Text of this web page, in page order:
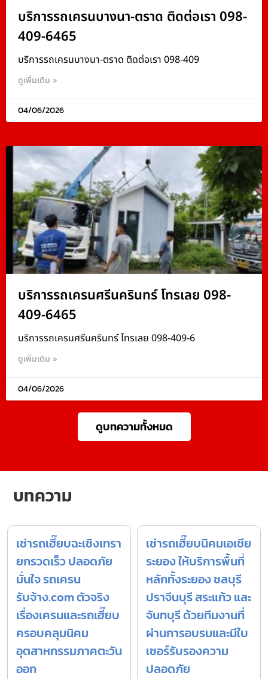
บริการรถเครนบางนา-ตราด ติดต่อเรา 098-
409-6465
บริการรถเครนบางนา-ตราด ติดต่อเรา 098-409
ดูเพิ่มเติม »
04/06/2026
บริการรถเครนศรีนครินทร์ โทรเลย 098-
409-6465
บริการรถเครนศรีนครินทร์ โทรเลย 098-409-6
ดูเพิ่มเติม »
04/06/2026
ดูบทความทั้งหมด
บทความ
เช่ารถเฮี๊ยบฉะเชิงเทรา
ยกรวดเร็ว ปลอดภัย
มั่นใจ รถเครน
รับจ้าง.com ตัวจริง
เรื่องเครนและรถเฮี๊ยบ
ครอบคลุมนิคม
อุตสาหกรรมภาคตะวัน
ออก
เช่ารถเฮี๊ยบนิคมเอเชีย
ระยอง ให้บริการพื้นที่
หลักทั้งระยอง ชลบุรี
ปราจีนบุรี สระแก้ว และ
จันทบุรี ด้วยทีมงานที่
ผ่านการอบรมและมีใบ
เซอร์รับรองความ
ปลอดภัย